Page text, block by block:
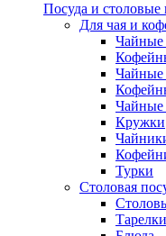
Посуда и
Для чая и
Чайные
Чайные
Чайные
Кружки
Турки
Столовая